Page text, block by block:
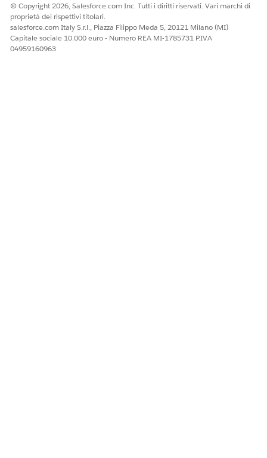
© Copyright 2026, Salesforce.com Inc. Tutti i diritti riservati. Vari marchi di
proprietà dei rispettivi titolari.
salesforce.com Italy S.r.l., Piazza Filippo Meda 5, 20121 Milano (MI)
Capitale sociale 10.000 euro - Numero REA MI-1785731 P.IVA
04959160963